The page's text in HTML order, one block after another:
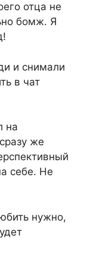
отца не
бомж. Я
и снимали
в чат
на
же
себе. Не
нужно,